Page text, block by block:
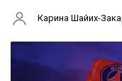
Карина Шайих-